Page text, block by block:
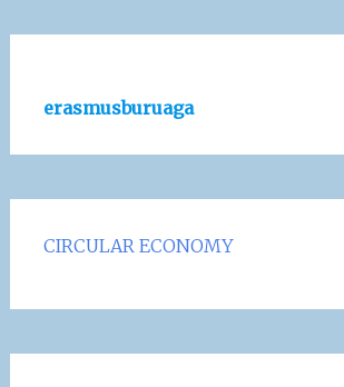
erasmusburuaga
CIRCULAR ECONOMY